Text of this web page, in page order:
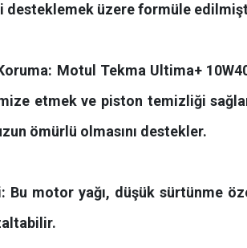
desteklemek üzere formüle
Motul Tekma Ultima+
etmek ve piston temizliği
ömürlü olmasını destekler.
Bu motor yağı, düşük sürtünme